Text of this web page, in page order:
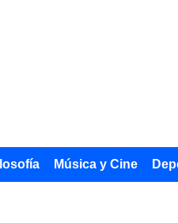
Música y Cine